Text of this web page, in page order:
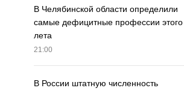
В Челябинской области определили
самые дефицитные профессии этого
лета
21:00
В России штатную численность